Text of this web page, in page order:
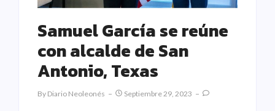
Samuel García se reúne
con alcalde de San
Antonio, Texas
By Diario Neoleonés Septiembre 29, 2023